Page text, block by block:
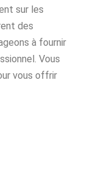
sur les
des
à fournir
Vous
vous offrir